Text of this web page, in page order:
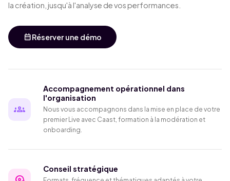
la création, jusqu'à l'analyse de vos performances.
calendar_monthRéserver une démo
groups
Accompagnement opérationnel dans
l'organisation
Nous vous accompagnons dans la mise en place de votre
premier Live avec Caast, formation à la modération et
onboarding.
Conseil stratégique